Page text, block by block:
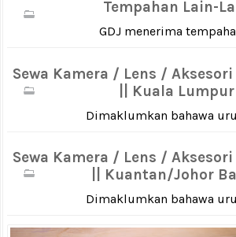
Tempahan Lain-
GDJ menerima
Sewa Kamera / Lens /
|| Kuala Lumpur
Dimaklumkan bahawa
Sewa Kamera / Lens /
|| Kuantan/Johor
Dimaklumkan bahawa